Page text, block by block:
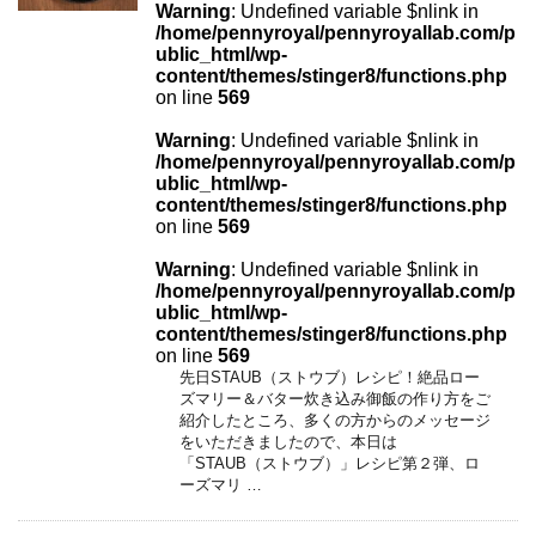
Warning: Undefined variable $nlink in
/home/pennyroyal/pennyroyallab.com/p
ublic_html/wp-
content/themes/stinger8/functions.php
on line 569
Warning: Undefined variable $nlink in
/home/pennyroyal/pennyroyallab.com/p
ublic_html/wp-
content/themes/stinger8/functions.php
on line 569
Warning: Undefined variable $nlink in
/home/pennyroyal/pennyroyallab.com/p
ublic_html/wp-
content/themes/stinger8/functions.php
on line 569
先日STAUB（ストウブ）レシピ！絶品ロー
ズマリー＆バター炊き込み御飯の作り方をご
紹介したところ、多くの方からのメッセージ
をいただきましたので、本日は
「STAUB（ストウブ）」レシピ第２弾、ロ
ーズマリ …